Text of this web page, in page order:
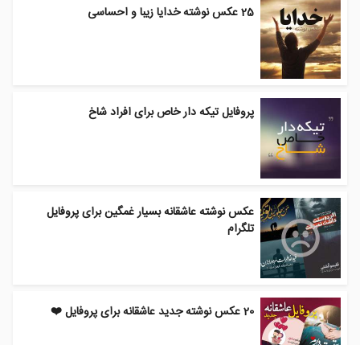
25 عکس نوشته خدایا زیبا و احساسی
پروفایل تیکه دار خاص برای افراد شاخ
عکس نوشته عاشقانه بسیار غمگین برای پروفایل
تلگرام
20 عکس نوشته جدید عاشقانه برای پروفایل ❤️